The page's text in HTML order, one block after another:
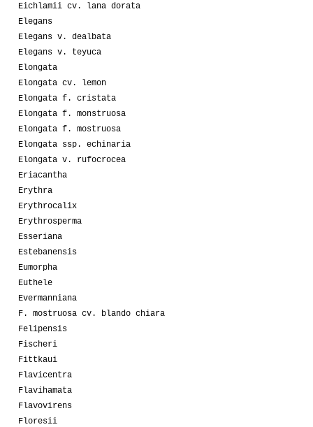
Eichlamii cv. lana dorata
Elegans
Elegans v. dealbata
Elegans v. teyuca
Elongata
Elongata cv. lemon
Elongata f. cristata
Elongata f. monstruosa
Elongata f. mostruosa
Elongata ssp. echinaria
Elongata v. rufocrocea
Eriacantha
Erythra
Erythrocalix
Erythrosperma
Esseriana
Estebanensis
Eumorpha
Euthele
Evermanniana
F. mostruosa cv. blando chiara
Felipensis
Fischeri
Fittkaui
Flavicentra
Flavihamata
Flavovirens
Floresii